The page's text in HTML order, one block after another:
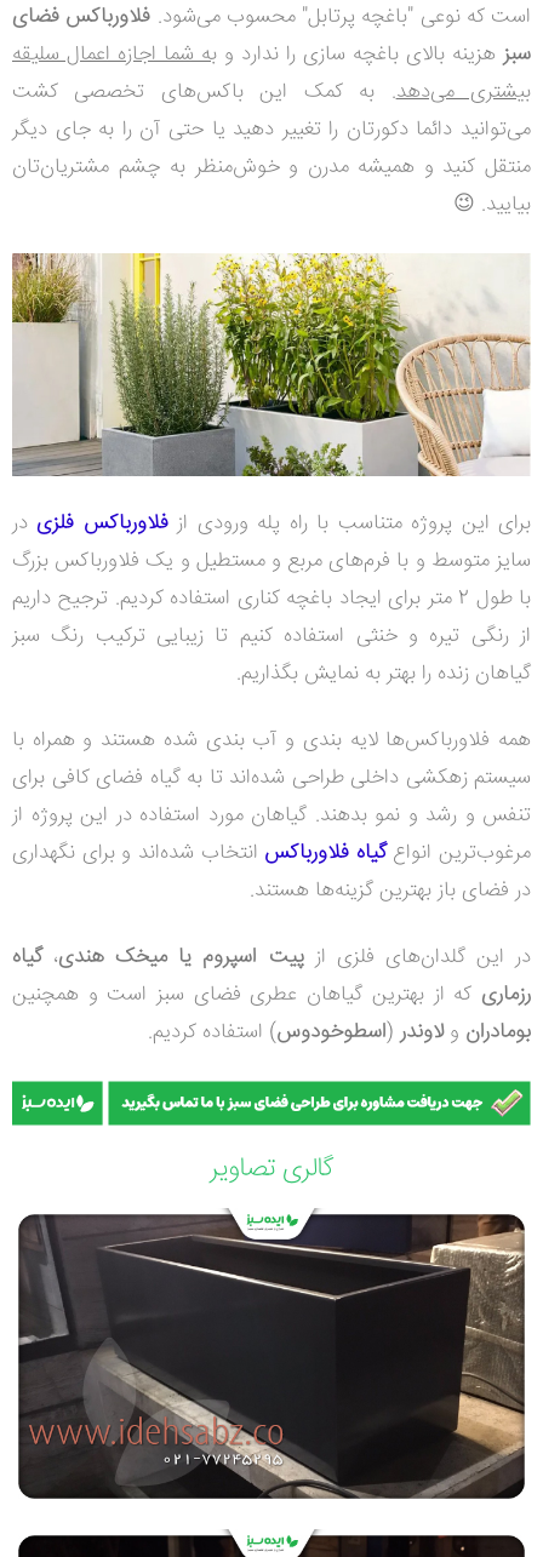
است که نوعی "باغچه پرتابل" محسوب می‌شود. فلاورباکس فضای
سبزهزینه بالای باغچه سازی را ندارد و به شما اجازه اعمال سلیقه
بیشتری می‌دهد. به کمک این باکس‌های تخصصی کشت
می‌توانید دائما دکورتان را تغییر دهید یا حتی آن را به جای دیگر
منتقل کنید و همیشه مدرن و خوش‌منظر به چشم مشتریان‌تان
بیایید. 😉
برای این پروژه متناسب با راه پله ورودی ازفلاورباکس‌ فلزیدر
سایز متوسط و با فرم‌های مربع و مستطیل و یک فلاورباکس بزرگ
با طول 2 متر برای ایجاد باغچه کناری استفاده کردیم. ترجیح داریم
از رنگی تیره و خنثی استفاده کنیم تا زیبایی ترکیب رنگ سبز
گیاهان زنده را بهتر به نمایش بگذاریم.
همه فلاورباکس‌ها لایه بندی و آب‌ بندی شده هستند و همراه با
سیستم زهکشی داخلی طراحی شده‌اند تا به گیاه فضای کافی برای
تنفس و رشد و نمو بدهند. گیاهان مورد استفاده در این پروژه از
مرغوب‌ترین انواعگیاه فلاورباکس انتخاب شد‌ه‌اند و برای نگهداری
در فضای باز بهترین گزینه‌ها هستند.
در این گلدان‌های فلزی ازپیت اسپروم یا میخک هندی،گیاه
رزماری که از بهترین گیاهان عطری فضای سبز است و همچنین
بومادران ولاوندر(اسطوخودوس) استفاده کردیم.
گالری تصاویر